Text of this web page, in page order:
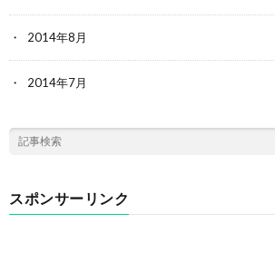
2014年8月
2014年7月
スポンサーリンク